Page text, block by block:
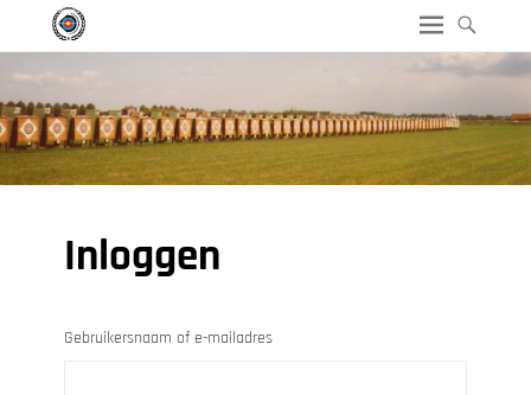
Inloggen
Gebruikersnaam of e-mailadres